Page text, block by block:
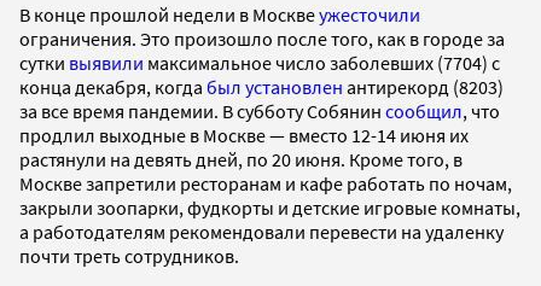
В конце прошлой недели в Москвеужесточили
ограничения. Это произошло после того, как в городе за
сутки выявили максимальное число заболевших (7704) с
конца декабря, когда был установлен антирекорд (8203)
за все время пандемии. В субботу Собянин сообщил, что
продлил выходные в Москве — вместо 12-14 июня их
растянули на девять дней, по 20 июня. Кроме того, в
Москве запретили ресторанам и кафе работать по ночам,
закрыли зоопарки, фудкорты и детские игровые комнаты,
а работодателям рекомендовали перевести на удаленку
почти треть сотрудников.